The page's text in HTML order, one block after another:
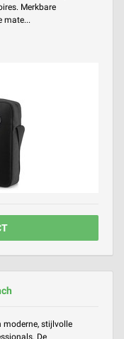
Merkbare
mate...
moderne, stijlvolle
De